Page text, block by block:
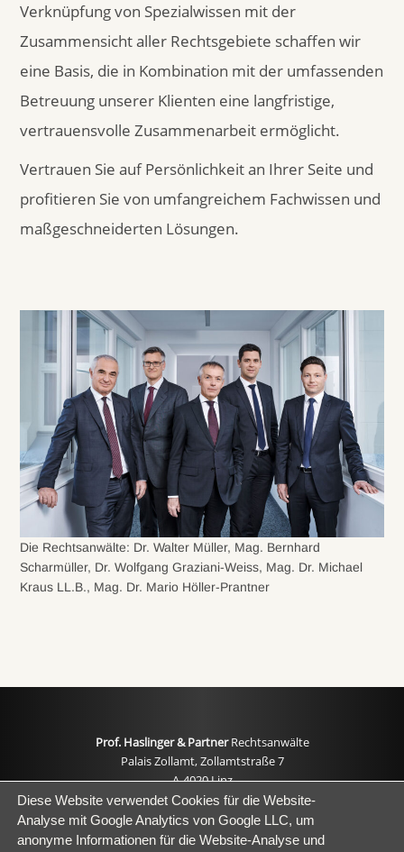
Verknüpfung von Spezialwissen mit der
Zusammensicht aller Rechtsgebiete schaffen wir
eine Basis, die in Kombination mit der umfassenden
Betreuung unserer Klienten eine langfristige,
vertrauensvolle Zusammenarbeit ermöglicht.
Vertrauen Sie auf Persönlichkeit an Ihrer Seite und
profitieren Sie von umfangreichem Fachwissen und
maßgeschneiderten Lösungen.
Die Rechtsanwälte: Dr. Walter Müller, Mag. Bernhard
Scharmüller, Dr. Wolfgang Graziani-Weiss, Mag. Dr. Michael
Kraus LL.B., Mag. Dr. Mario Höller-Prantner
Prof. Haslinger & PartnerRechtsanwälte
Palais Zollamt, Zollamtstraße 7
A-4020 Linz
T: +43 (0) 732 667366
F: +43 (0) 732 667546
Diese Website verwendet Cookies für die Website-
Analyse mit Google Analytics von Google LLC, um
anonyme Informationen für die Website-Analyse und